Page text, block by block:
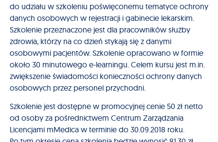
do udziału w szkoleniu poświęconemu tematyce ochrony
danych osobowych w rejestracji i gabinecie lekarskim.
Szkolenie przeznaczone jest dla pracowników służby
zdrowia, którzy na co dzień stykają się z danymi
osobowymi pacjentów. Szkolenie opracowano w formie
około 30 minutowego e-learningu. Celem kursu jest m.in.
zwiększenie świadomości konieczności ochrony danych
osobowych przez personel przychodni.
Szkolenie jest dostępne w promocyjnej cenie 50 zł netto
od osoby za pośrednictwem Centrum Zarządzania
Licencjami mMedica w terminie do 30.09.2018 roku.